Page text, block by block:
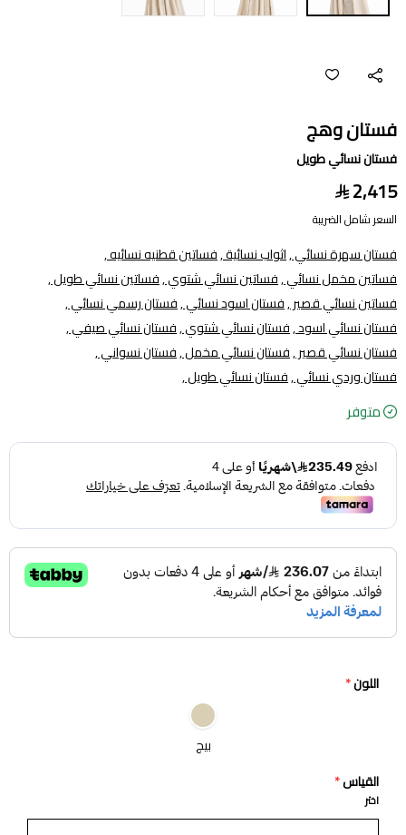
فستان وهج
فستان نسائي طويل
2,415
السعر شامل الضريبة
فستان سهرة نسائي ,اثواب نسائية ,فساتين قطنيه نسائيه ,
فساتين مخمل نسائي ,فساتين نسائي شتوي ,فساتين نسائي طويل ,
فساتين نسائي قصير ,فستان اسود نسائي ,فستان رسمي نسائي ,
فستان نسائي اسود ,فستان نسائي شتوي ,فستان نسائي صيفي ,
فستان نسائي قصير ,فستان نسائي مخمل ,فستان نسواني ,
فستان وردي نسائي ,فستان نسائي طويل ,
متوفر
اللون*
بيج
القياس*
اختر